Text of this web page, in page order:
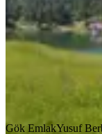
Gök EmlakYusuf